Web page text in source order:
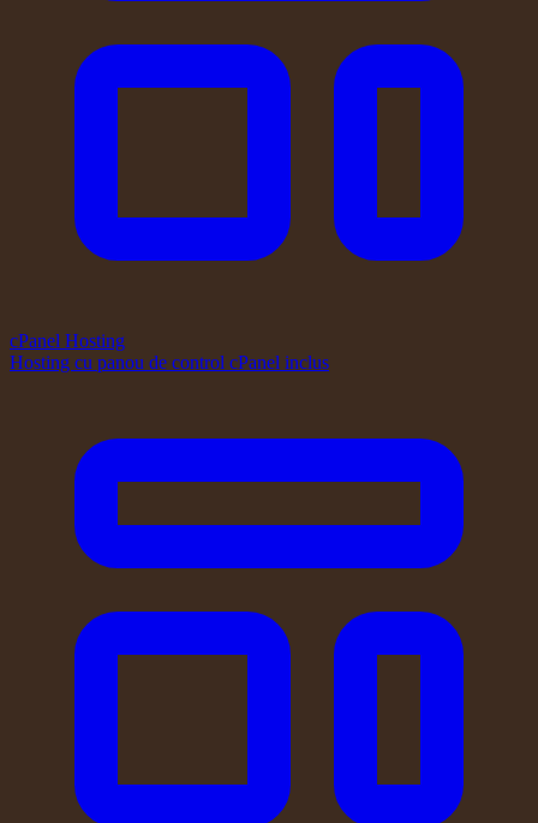
cPanel Hosting
Hosting cu panou de control cPanel inclus